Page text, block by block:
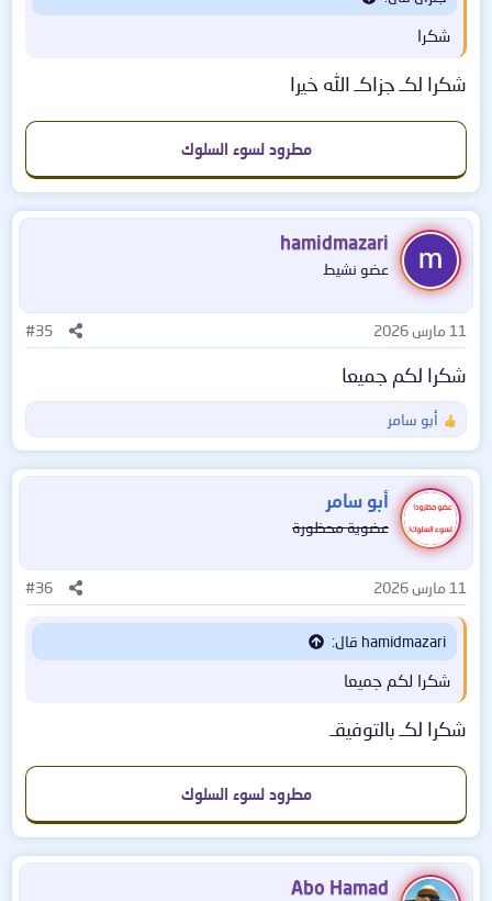
https://download.ru/files/PyabdxQk
على اكتشاف أي هجمات فدية وحظرها بشكل فعال! احصل
على تنبيه فوري عند اكتشاف أي نشاط مشبوه على نظامك
إنشاء نسخ احتياطية واستعادتها بنقرة واحدة!
كل شيء مرئي في مكان واحد، مما يجعل من السهل جدًا فحص
امتيازات (أساسيات الأمان) و1TP24T (الحماية القصوى)
لمستخدم واحد في كل مرة، مما يزيد من دقة القيود.
مشاهدة المرفق 38916
تثبيت وتفعيل ریباک اضغط ھنا
https://download.ru/files/PyabdxQk
شكرا
شكرا لكـ جزاكـ الله خيرا
مطرود لسوء السلوك
hamidmazari
عضو نشيط
11 مارس 2026 #35
شكرا لكم جميعا
ل
ت
ف
ا
ع
ا
ت
:
أبو سامر
أبو سامر
عضوية محظورة
11 مارس 2026 #36
hamidmazari قال:
شكرا لكم جميعا
شكرا لكـ بالتوفيقـ
مطرود لسوء السلوك
Abo Hamad